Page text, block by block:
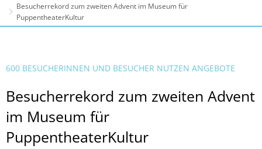
Besucherrekord zum zweiten Advent im Museum für
PuppentheaterKultur
600 BESUCHERINNEN UND BESUCHER NUTZEN ANGEBOTE
Besucherrekord zum zweiten Advent
im Museum für
PuppentheaterKultur